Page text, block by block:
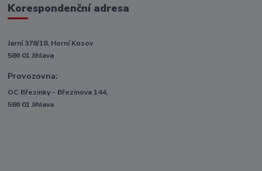
Korespondenční adresa
Jarní 378/18, Horní Kosov
586 01 Jihlava
Provozovna:
OC Březinky - Březinova 144,
586 01 Jihlava